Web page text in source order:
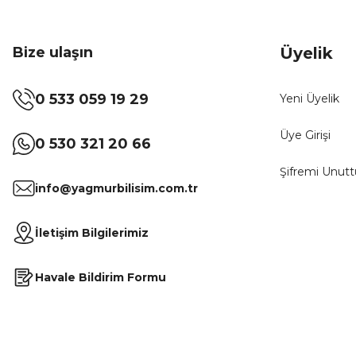
Bize ulaşın
0 533 059 19 29
0 530 321 20 66
info@yagmurbilisim.com.tr
İletişim Bilgilerimiz
Havale Bildirim Formu
Üyelik
Yeni Üyelik
Üye Girişi
Şifremi